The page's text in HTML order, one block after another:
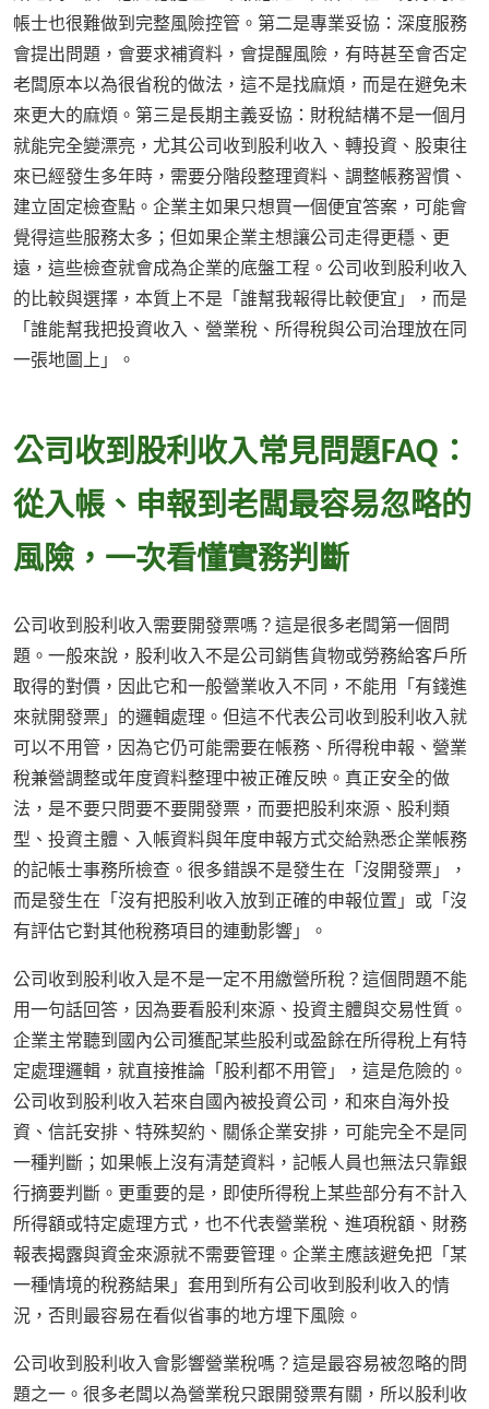
帳士也很難做到完整風險控管。第二是專業妥協：深度服務
會提出問題，會要求補資料，會提醒風險，有時甚至會否定
老闆原本以為很省稅的做法，這不是找麻煩，而是在避免未
來更大的麻煩。第三是長期主義妥協：財稅結構不是一個月
就能完全變漂亮，尤其公司收到股利收入、轉投資、股東往
來已經發生多年時，需要分階段整理資料、調整帳務習慣、
建立固定檢查點。企業主如果只想買一個便宜答案，可能會
覺得這些服務太多；但如果企業主想讓公司走得更穩、更
遠，這些檢查就會成為企業的底盤工程。公司收到股利收入
的比較與選擇，本質上不是「誰幫我報得比較便宜」，而是
「誰能幫我把投資收入、營業稅、所得稅與公司治理放在同
一張地圖上」。
公司收到股利收入常見問題FAQ：
從入帳、申報到老闆最容易忽略的
風險，一次看懂實務判斷
公司收到股利收入需要開發票嗎？這是很多老闆第一個問
題。一般來說，股利收入不是公司銷售貨物或勞務給客戶所
取得的對價，因此它和一般營業收入不同，不能用「有錢進
來就開發票」的邏輯處理。但這不代表公司收到股利收入就
可以不用管，因為它仍可能需要在帳務、所得稅申報、營業
稅兼營調整或年度資料整理中被正確反映。真正安全的做
法，是不要只問要不要開發票，而要把股利來源、股利類
型、投資主體、入帳資料與年度申報方式交給熟悉企業帳務
的記帳士事務所檢查。很多錯誤不是發生在「沒開發票」，
而是發生在「沒有把股利收入放到正確的申報位置」或「沒
有評估它對其他稅務項目的連動影響」。
公司收到股利收入是不是一定不用繳營所稅？這個問題不能
用一句話回答，因為要看股利來源、投資主體與交易性質。
企業主常聽到國內公司獲配某些股利或盈餘在所得稅上有特
定處理邏輯，就直接推論「股利都不用管」，這是危險的。
公司收到股利收入若來自國內被投資公司，和來自海外投
資、信託安排、特殊契約、關係企業安排，可能完全不是同
一種判斷；如果帳上沒有清楚資料，記帳人員也無法只靠銀
行摘要判斷。更重要的是，即使所得稅上某些部分有不計入
所得額或特定處理方式，也不代表營業稅、進項稅額、財務
報表揭露與資金來源就不需要管理。企業主應該避免把「某
一種情境的稅務結果」套用到所有公司收到股利收入的情
況，否則最容易在看似省事的地方埋下風險。
公司收到股利收入會影響營業稅嗎？這是最容易被忽略的問
題之一。很多老闆以為營業稅只跟開發票有關，所以股利收